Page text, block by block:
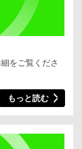
をご覧くださ
もっと読む